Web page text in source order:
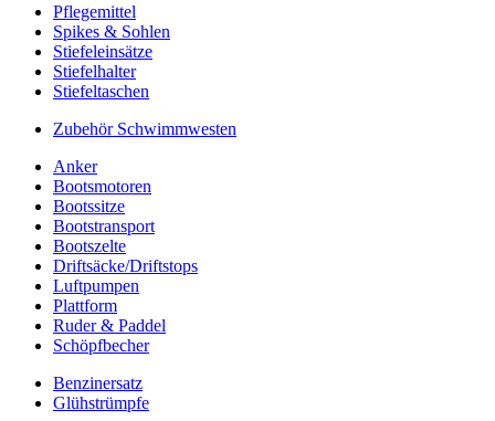
Pflegemittel
Spikes & Sohlen
Stiefeleinsätze
Stiefelhalter
Stiefeltaschen
Zubehör Schwimmwesten
Anker
Bootsmotoren
Bootssitze
Bootstransport
Bootszelte
Driftsäcke/Driftstops
Luftpumpen
Plattform
Ruder & Paddel
Schöpfbecher
Benzinersatz
Glühstrümpfe